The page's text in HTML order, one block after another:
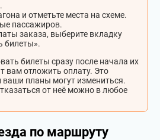
и отметьте места на схеме.
пассажиров.
заказа, выберите вкладку
билеты».
билеты сразу после начала их
вам отложить оплату. Это
планы могут измениться.
от неё можно в любое
по маршруту